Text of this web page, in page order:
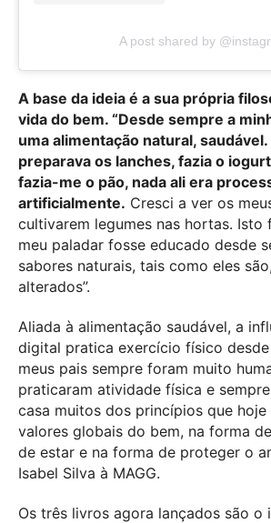
A post shared by
A base da ideia é a sua própria
vida do bem. “Desde sempre a
uma alimentação natural, saudável.
preparava os lanches, fazia o
fazia-me o pão, nada ali era
artificialmente. Cresci a ver os
cultivarem legumes nas hortas. Isto
meu paladar fosse educado desde
sabores naturais, tais como eles
alterados”.
Aliada à alimentação saudável, a
digital pratica exercício físico desde
meus pais sempre foram muito
praticaram atividade física e
casa muitos dos princípios que
valores globais do bem, na forma
de estar e na forma de proteger o
Isabel Silva à MAGG.
Os três livros agora lançados são o